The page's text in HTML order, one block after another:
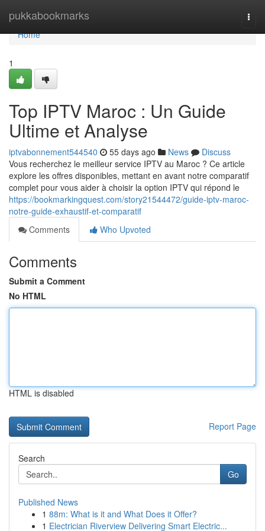
pukkabookmarks
Home
Home
1
Top IPTV Maroc : Un Guide
Ultime et Analyse
iptvabonnement544540 55 days ago News
Discuss
Vous recherchez le meilleur service IPTV au Maroc ? Ce article
explore les offres disponibles, mettant en avant notre comparatif
complet pour vous aider à choisir la option IPTV qui répond le
https://bookmarkingquest.com/story21544472/guide-iptv-maroc-
notre-guide-exhaustif-et-comparatif
Comments
Who Upvoted
Comments
Submit a Comment
No HTML
HTML is disabled
Report Page
Search
Go
Published News
1 88m: What is it and What Does it Offer?
1 Electrician Riverview Delivering Smart Electric...